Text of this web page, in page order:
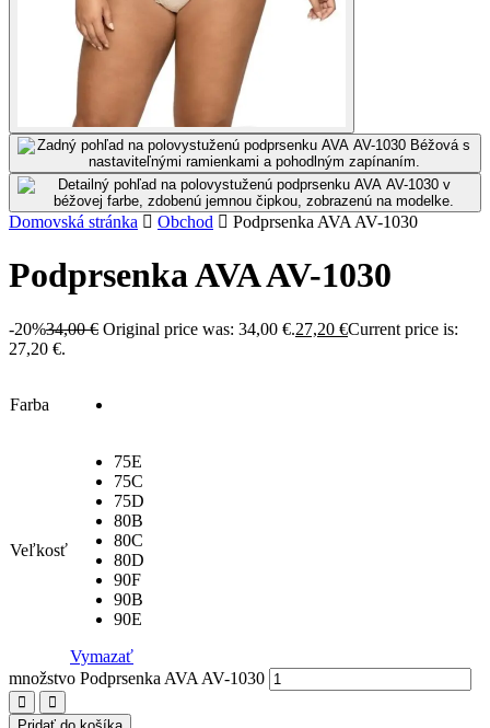
Domovská stránka Obchod Podprsenka AVA AV-1030
Podprsenka AVA AV-1030
-20%34,00€ Original price was: 34,00 €.27,20 €Current price is:
27,20 €.
Farba
Veľkosť
75E
75C
75D
80B
80C
80D
90F
90B
90E
Vymazať
množstvo Podprsenka AVA AV-1030